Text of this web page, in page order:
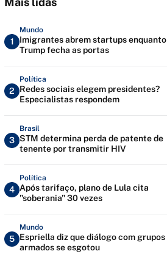
1
Mundo
Imigrantes abrem startups enquanto
Trump fecha as portas
2
Política
Redes sociais elegem presidentes?
Especialistas respondem
3
Brasil
STM determina perda de patente de
tenente por transmitir HIV
4
Política
Após tarifaço, plano de Lula cita
"soberania" 30 vezes
5
Mundo
Espriella diz que diálogo com grupos
armados se esgotou